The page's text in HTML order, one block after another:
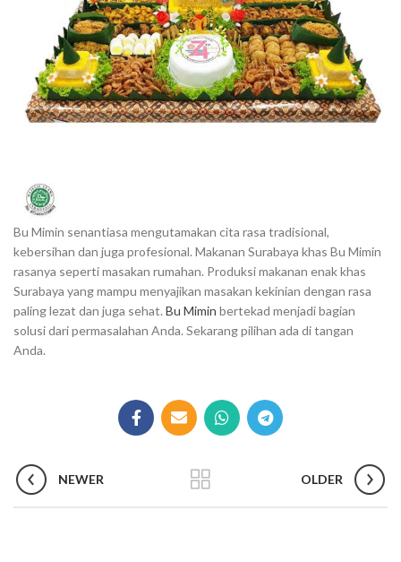
Bu Mimin senantiasa mengutamakan cita rasa tradisional,
kebersihan dan juga profesional. Makanan Surabaya khas Bu Mimin
rasanya seperti masakan rumahan. Produksi makanan enak khas
Surabaya yang mampu menyajikan masakan kekinian dengan rasa
paling lezat dan juga sehat. Bu Mimin bertekad menjadi bagian
solusi dari permasalahan Anda. Sekarang pilihan ada di tangan
Anda.
NEWER OLDER